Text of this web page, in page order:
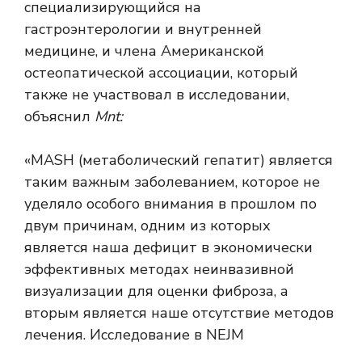
специализирующийся на
гастроэнтерологии и внутренней
медицине, и члена Американской
остеопатической ассоциации, который
также не участвовал в исследовании,
объяснил Mnt:
«MASH (метаболический гепатит) является
таким важным заболеванием, которое не
уделяло особого внимания в прошлом по
двум причинам, одним из которых
является наша дефицит в экономически
эффективных методах неинвазивной
визуализации для оценки фиброза, а
вторым является наше отсутствие методов
лечения. Исследование в NEJM